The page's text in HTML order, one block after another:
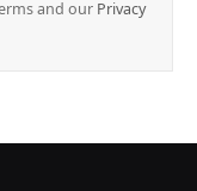
and our Privacy